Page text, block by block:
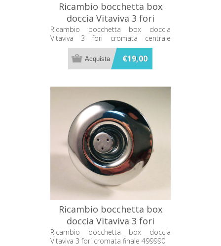
Ricambio bocchetta box
doccia Vitaviva 3 fori
cromata centrale 499990
Ricambio bocchetta box doccia
Vitaviva 3 fori cromata centrale
499990
€19,00
Ricambio bocchetta box
doccia Vitaviva 3 fori
cromata finale 499990
Ricambio bocchetta box doccia
Vitaviva 3 fori cromata finale 499990